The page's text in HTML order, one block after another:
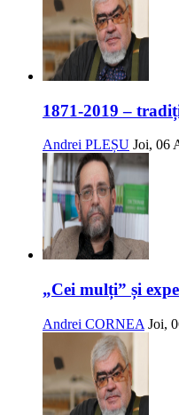
1871-2019 –
Andrei PLEȘU Joi, 06
„Cei mulți” și
Andrei CORNEA Joi,